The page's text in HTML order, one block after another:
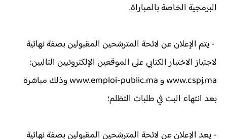
البرمجية الخاصة بالمباراة.
- يتم الإعلان عن لائحة المترشحين المقبولين بصفة نهائية
لاجتياز الاختبار الكتابي على الموقعين الإلكترونيين التاليين:
www.cspj.ma و www.emploi-public.ma وذلك مباشرة
بعد انتهاء البت في طلبات التظلم؛
- يعد الإعلان عن لائحة المترشحين المقبولين بصفة نهائية